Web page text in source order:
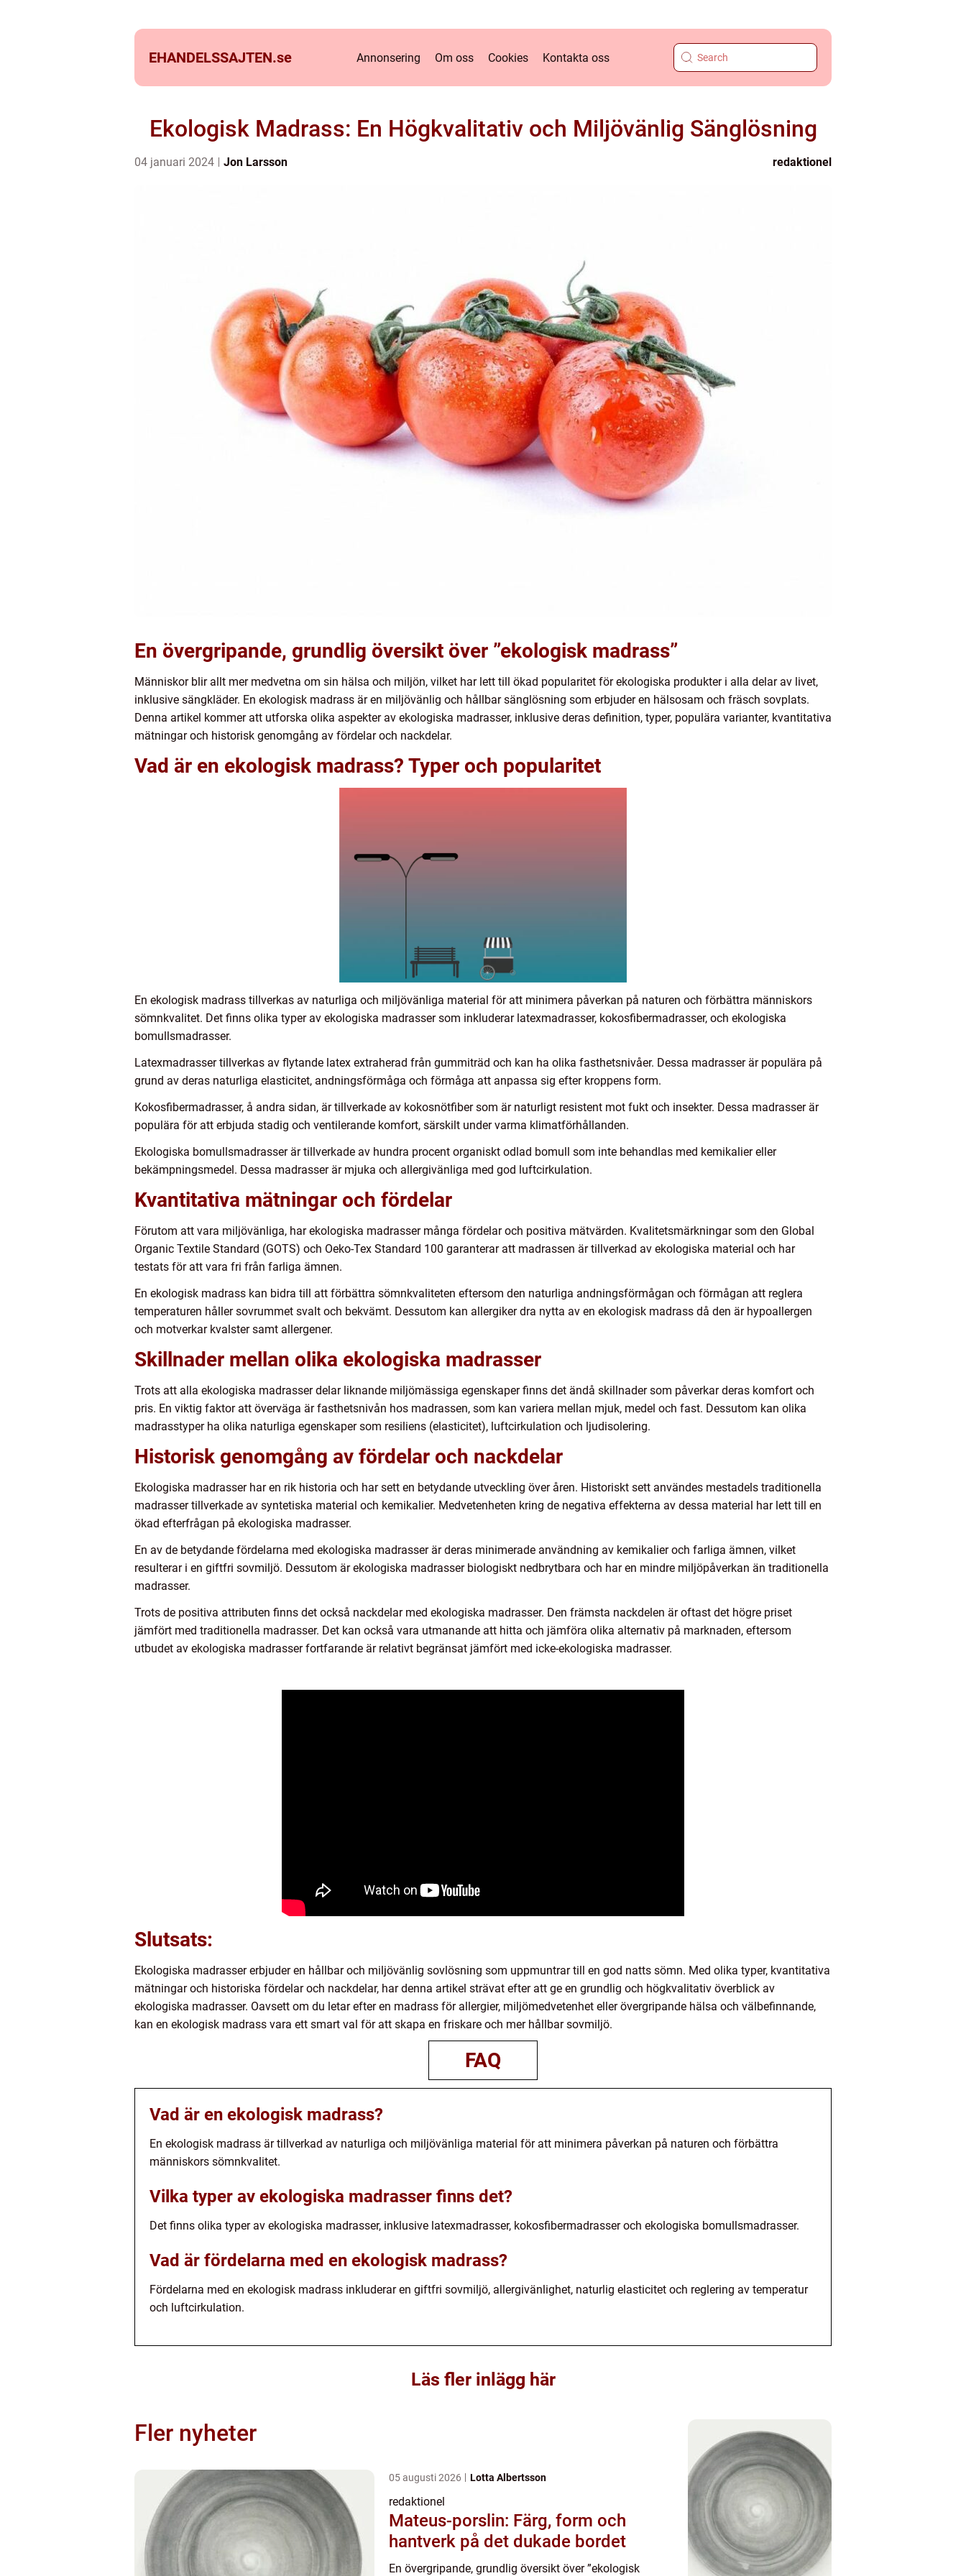
EHANDELSSAJTEN.se Annonsering Om oss Cookies Kontakta oss
Ekologisk Madrass: En Högkvalitativ och Miljövänlig Sänglösning
04 januari 2024 Jon Larsson redaktionel
En övergripande, grundlig översikt över ”ekologisk madrass”
Människor blir allt mer medvetna om sin hälsa och miljön, vilket har lett till ökad popularitet för ekologiska produkter i alla delar av livet,
inklusive sängkläder. En ekologisk madrass är en miljövänlig och hållbar sänglösning som erbjuder en hälsosam och fräsch sovplats.
Denna artikel kommer att utforska olika aspekter av ekologiska madrasser, inklusive deras definition, typer, populära varianter, kvantitativa
mätningar och historisk genomgång av fördelar och nackdelar.
Vad är en ekologisk madrass? Typer och popularitet
En ekologisk madrass tillverkas av naturliga och miljövänliga material för att minimera påverkan på naturen och förbättra människors
sömnkvalitet. Det finns olika typer av ekologiska madrasser som inkluderar latexmadrasser, kokosfibermadrasser, och ekologiska
bomullsmadrasser.
Latexmadrasser tillverkas av flytande latex extraherad från gummiträd och kan ha olika fasthetsnivåer. Dessa madrasser är populära på
grund av deras naturliga elasticitet, andningsförmåga och förmåga att anpassa sig efter kroppens form.
Kokosfibermadrasser, å andra sidan, är tillverkade av kokosnötfiber som är naturligt resistent mot fukt och insekter. Dessa madrasser är
populära för att erbjuda stadig och ventilerande komfort, särskilt under varma klimatförhållanden.
Ekologiska bomullsmadrasser är tillverkade av hundra procent organiskt odlad bomull som inte behandlas med kemikalier eller
bekämpningsmedel. Dessa madrasser är mjuka och allergivänliga med god luftcirkulation.
Kvantitativa mätningar och fördelar
Förutom att vara miljövänliga, har ekologiska madrasser många fördelar och positiva mätvärden. Kvalitetsmärkningar som den Global
Organic Textile Standard (GOTS) och Oeko-Tex Standard 100 garanterar att madrassen är tillverkad av ekologiska material och har
testats för att vara fri från farliga ämnen.
En ekologisk madrass kan bidra till att förbättra sömnkvaliteten eftersom den naturliga andningsförmågan och förmågan att reglera
temperaturen håller sovrummet svalt och bekvämt. Dessutom kan allergiker dra nytta av en ekologisk madrass då den är hypoallergen
och motverkar kvalster samt allergener.
Skillnader mellan olika ekologiska madrasser
Trots att alla ekologiska madrasser delar liknande miljömässiga egenskaper finns det ändå skillnader som påverkar deras komfort och
pris. En viktig faktor att överväga är fasthetsnivån hos madrassen, som kan variera mellan mjuk, medel och fast. Dessutom kan olika
madrasstyper ha olika naturliga egenskaper som resiliens (elasticitet), luftcirkulation och ljudisolering.
Historisk genomgång av fördelar och nackdelar
Ekologiska madrasser har en rik historia och har sett en betydande utveckling över åren. Historiskt sett användes mestadels traditionella
madrasser tillverkade av syntetiska material och kemikalier. Medvetenheten kring de negativa effekterna av dessa material har lett till en
ökad efterfrågan på ekologiska madrasser.
En av de betydande fördelarna med ekologiska madrasser är deras minimerade användning av kemikalier och farliga ämnen, vilket
resulterar i en giftfri sovmiljö. Dessutom är ekologiska madrasser biologiskt nedbrytbara och har en mindre miljöpåverkan än traditionella
madrasser.
Trots de positiva attributen finns det också nackdelar med ekologiska madrasser. Den främsta nackdelen är oftast det högre priset
jämfört med traditionella madrasser. Det kan också vara utmanande att hitta och jämföra olika alternativ på marknaden, eftersom
utbudet av ekologiska madrasser fortfarande är relativt begränsat jämfört med icke-ekologiska madrasser.
Slutsats:
Ekologiska madrasser erbjuder en hållbar och miljövänlig sovlösning som uppmuntrar till en god natts sömn. Med olika typer, kvantitativa
mätningar och historiska fördelar och nackdelar, har denna artikel strävat efter att ge en grundlig och högkvalitativ överblick av
ekologiska madrasser. Oavsett om du letar efter en madrass för allergier, miljömedvetenhet eller övergripande hälsa och välbefinnande,
kan en ekologisk madrass vara ett smart val för att skapa en friskare och mer hållbar sovmiljö.
FAQ
Vad är en ekologisk madrass?
En ekologisk madrass är tillverkad av naturliga och miljövänliga material för att minimera påverkan på naturen och förbättra
människors sömnkvalitet.
Vilka typer av ekologiska madrasser finns det?
Det finns olika typer av ekologiska madrasser, inklusive latexmadrasser, kokosfibermadrasser och ekologiska bomullsmadrasser.
Vad är fördelarna med en ekologisk madrass?
Fördelarna med en ekologisk madrass inkluderar en giftfri sovmiljö, allergivänlighet, naturlig elasticitet och reglering av temperatur
och luftcirkulation.
Läs fler inlägg här
Fler nyheter
05 augusti 2026 Lotta Albertsson
redaktionel
Mateus-porslin: Färg, form och
hantverk på det dukade bordet
En övergripande, grundlig översikt över ”ekologisk